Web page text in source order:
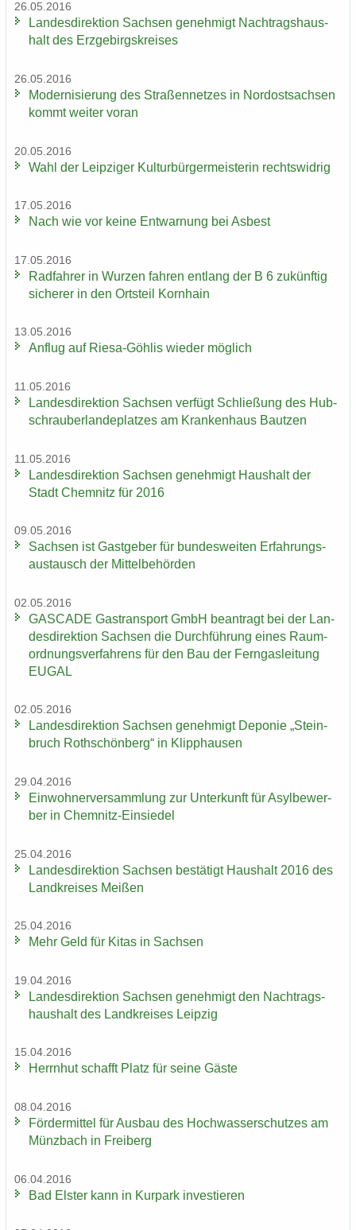
26.05.2016
Lan­des­di­rek­ti­on Sach­sen ge­neh­migt Nach­trags­haus­
halt des Erz­ge­birgs­krei­ses
26.05.2016
Mo­der­ni­sie­rung des Stra­ßen­net­zes in Nord­ost­sach­sen
kommt wei­ter voran
20.05.2016
Wahl der Leip­zi­ger Kul­tur­bür­ger­meis­te­rin rechts­wid­rig
17.05.2016
Nach wie vor keine Ent­war­nung bei Asbest
17.05.2016
Rad­fah­rer in Wur­zen fah­ren ent­lang der B 6 zu­künf­tig
si­che­rer in den Orts­teil Korn­hain
13.05.2016
An­flug auf Riesa-​Göhlis wie­der mög­lich
11.05.2016
Lan­des­di­rek­ti­on Sach­sen ver­fügt Schlie­ßung des Hub­
schrau­ber­lan­de­plat­zes am Kran­ken­haus Baut­zen
11.05.2016
Lan­des­di­rek­ti­on Sach­sen ge­neh­migt Haus­halt der
Stadt Chem­nitz für 2016
09.05.2016
Sach­sen ist Gast­ge­ber für bun­des­wei­ten Er­fah­rungs­
aus­tausch der Mit­tel­be­hör­den
02.05.2016
GAS­CA­DE Gas­trans­port GmbH be­an­tragt bei der Lan­
des­di­rek­ti­on Sach­sen die Durch­füh­rung eines Raum­
ord­nungs­ver­fah­rens für den Bau der Fern­gas­lei­tung
EUGAL
02.05.2016
Lan­des­di­rek­ti­on Sach­sen ge­neh­migt De­po­nie „Stein­
bruch Roth­schön­berg“ in Klipp­hau­sen
29.04.2016
Ein­woh­ner­ver­samm­lung zur Un­ter­kunft für Asyl­be­wer­
ber in Chemnitz-​Einsiedel
25.04.2016
Lan­des­di­rek­ti­on Sach­sen be­stä­tigt Haus­halt 2016 des
Land­krei­ses Mei­ßen
25.04.2016
Mehr Geld für Kitas in Sach­sen
19.04.2016
Lan­des­di­rek­ti­on Sach­sen ge­neh­migt den Nach­trags­
haus­halt des Land­krei­ses Leip­zig
15.04.2016
Herrn­hut schafft Platz für seine Gäste
08.04.2016
För­der­mit­tel für Aus­bau des Hoch­was­ser­schut­zes am
Münz­bach in Frei­berg
06.04.2016
Bad Els­ter kann in Kur­park in­ves­tie­ren